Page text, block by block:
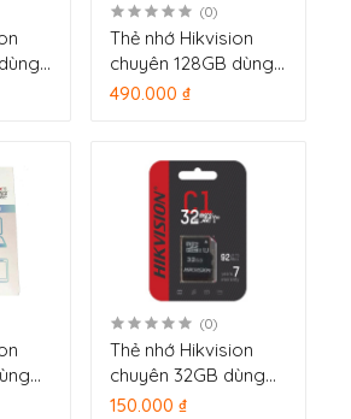
(0)
Thẻ nhớ Hikvision
chuyên 128GB dùng
cho camera HS-TF-
490.000 ₫
(0)
Thẻ nhớ Hikvision
chuyên 32GB dùng
cho camera HS-TF-
150.000 ₫